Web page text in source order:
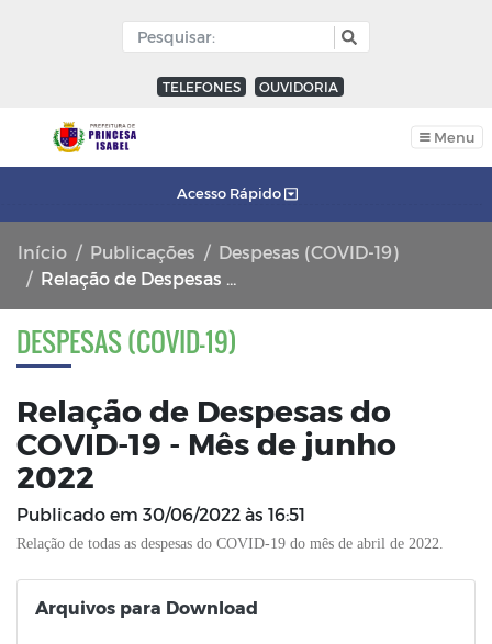
TELEFONES OUVIDORIA
Menu
Acesso Rápido
Início Publicações
Despesas (COVID-19)
Relação de Despesas do COVID-19 - Mês de junho 2022
DESPESAS (COVID-19)
Relação de Despesas do
COVID-19 - Mês de junho
2022
Publicado em 30/06/2022 às 16:51
Relação de todas as despesas do COVID-19 do mês de abril de 2022.
Arquivos para Download